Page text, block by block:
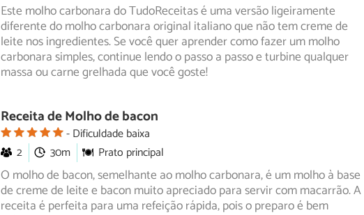
Este molho carbonara do TudoReceitas é uma versão ligeiramente
diferente do molho carbonara original italiano que não tem creme de
leite nosingredientes. Se você quer aprender como fazer um molho
carbonara simples, continue lendo o passo a passo e turbine qualquer
massa ou carne grelhada que você goste!
Receita de Molho de bacon
Dificuldade baixa
2
30m Prato principal
O molho de bacon, semelhante ao molho carbonara, é um molho à base
de creme de leite e bacon muito apreciado para servir com macarrão. A
receitaé perfeita para uma refeição rápida, pois o preparo é bem